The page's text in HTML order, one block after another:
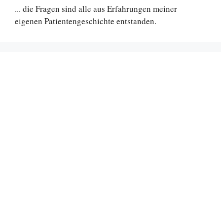
... die Fragen sind alle aus Erfahrungen meiner
eigenen Patientengeschichte entstanden.